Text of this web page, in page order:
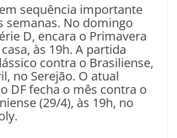
sequência importante
semanas. No domingo
D, encara o Primavera
às 19h. A partida
contra o Brasiliense,
no Serejão. O atual
DF fecha o mês contra o
(29/4), às 19h, no